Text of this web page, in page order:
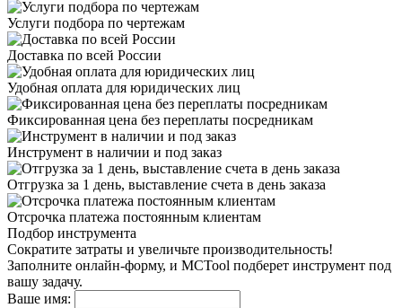
Услуги подбора по чертежам
Доставка по всей России
Удобная оплата для юридических лиц
Фиксированная цена без переплаты посредникам
Инструмент в наличии и под заказ
Отгрузка за 1 день, выставление счета в день заказа
Отсрочка платежа постоянным клиентам
Подбор инструмента
Сократите затраты и увеличьте производительность!
Заполните онлайн-форму, и MCTool подберет инструмент под
вашу задачу.
Ваше имя: